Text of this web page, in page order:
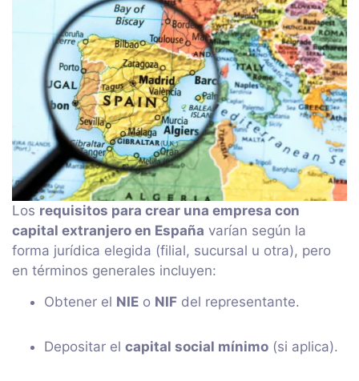
Los requisitos para crear una empresa con
capital extranjero en España varían según la
forma jurídica elegida (filial, sucursal u otra), pero
en términos generales incluyen:
Obtener el NIE o NIF del representante.
Depositar el capital social mínimo (si aplica).